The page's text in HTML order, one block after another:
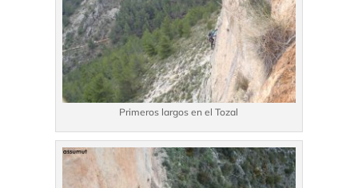
Primeros largos en el Tozal